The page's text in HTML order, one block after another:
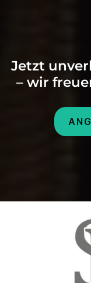
Jetzt
– wir